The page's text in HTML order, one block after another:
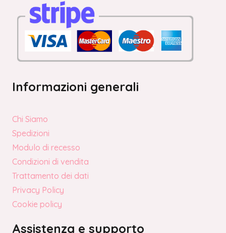
Informazioni generali
Chi Siamo
Spedizioni
Modulo di recesso
Condizioni di vendita
Trattamento dei dati
Privacy Policy
Cookie policy
Assistenza e supporto